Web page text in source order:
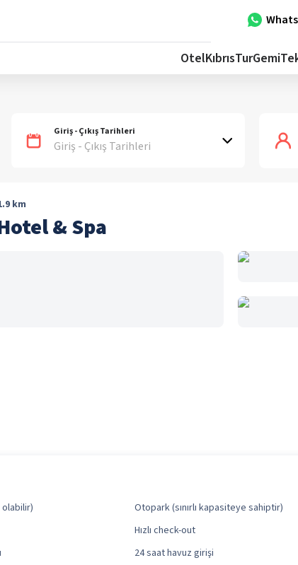
OtelKıbrısTurGemi
Giriş - Çıkış Tarihleri
Giriş - Çıkış Tarihleri
km
& Spa
olabilir) Otopark (sınırlı kapasiteye sahiptir)
Hızlı check-out
24 saat havuz girişi